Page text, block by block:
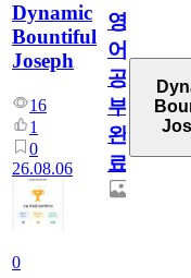
Dynamic
Bountiful
Joseph
16
1
0
26.08.06
0
영
어
공
부
완
료